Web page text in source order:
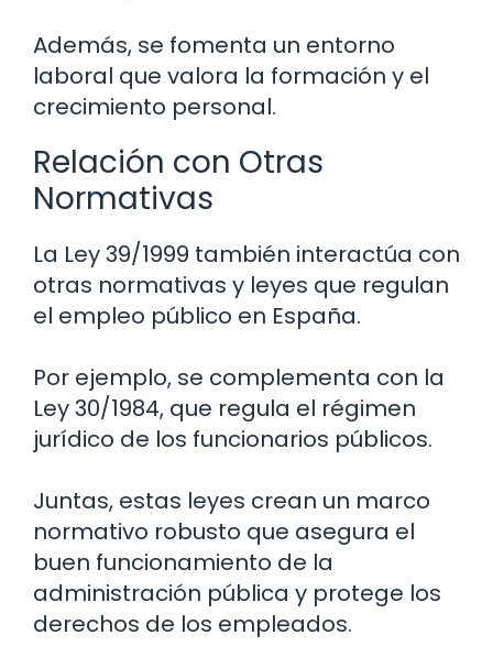
Además, se fomenta un entorno
laboral que valora la formación y el
crecimiento personal.
Relación con Otras
Normativas
La Ley 39/1999 también interactúa con
otras normativas y leyes que regulan
el empleo público en España.
Por ejemplo, se complementa con la
Ley 30/1984, que regula el régimen
jurídico de los funcionarios públicos.
Juntas, estas leyes crean un marco
normativo robusto que asegura el
buen funcionamiento de la
administración pública y protege los
derechos de los empleados.